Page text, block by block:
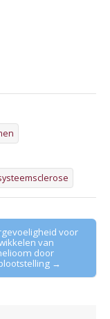
voor
van
door
→